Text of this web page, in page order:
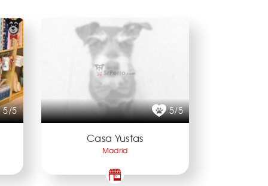
5/5 5/5
Casa Yustas
Madrid